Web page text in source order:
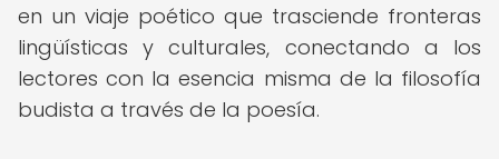
en un viaje poético que trasciende fronteras
lingüísticas y culturales, conectando a los
lectores con la esencia misma de la filosofía
budista a través de la poesía.